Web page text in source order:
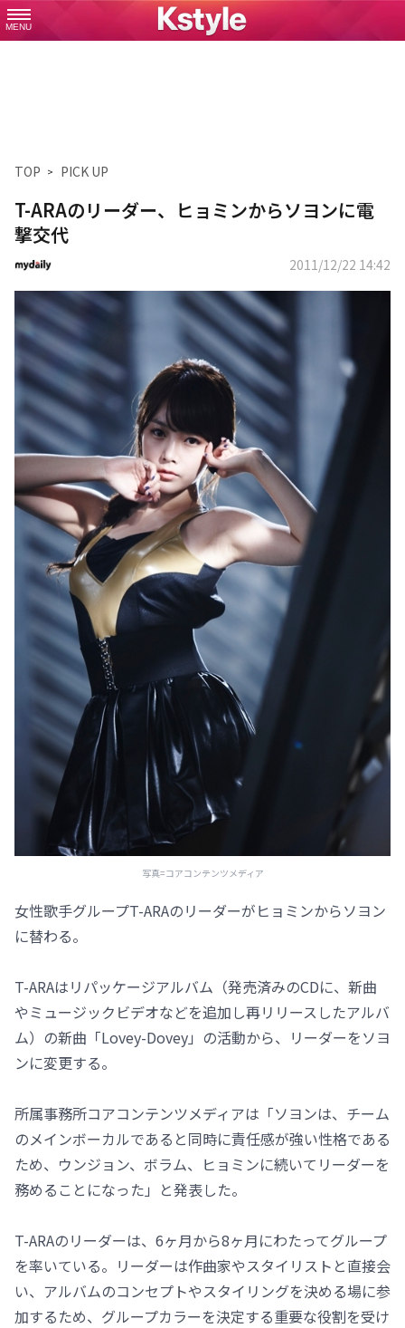
MENU
TOP PICK UP
T-ARAのリーダー、ヒョミンからソヨンに電
撃交代
2011/12/22 14:42
写真=コアコンテンツメディア
女性歌手グループT-ARAのリーダーがヒョミンからソヨン
に替わる。
T-ARAはリパッケージアルバム（発売済みのCDに、新曲
やミュージックビデオなどを追加し再リリースしたアルバ
ム）の新曲「Lovey-Dovey」の活動から、リーダーをソヨ
ンに変更する。
所属事務所コアコンテンツメディアは「ソヨンは、チーム
のメインボーカルであると同時に責任感が強い性格である
ため、ウンジョン、ボラム、ヒョミンに続いてリーダーを
務めることになった」と発表した。
T-ARAのリーダーは、6ヶ月から8ヶ月にわたってグループ
を率いている。リーダーは作曲家やスタイリストと直接会
い、アルバムのコンセプトやスタイリングを決める場に参
加するため、グループカラーを決定する重要な役割を受け